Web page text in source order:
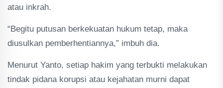
atau inkrah.
“Begitu putusan berkekuatan hukum tetap, maka
diusulkan pemberhentiannya,” imbuh dia.
Menurut Yanto, setiap hakim yang terbukti melakukan
tindak pidana korupsi atau kejahatan murni dapat